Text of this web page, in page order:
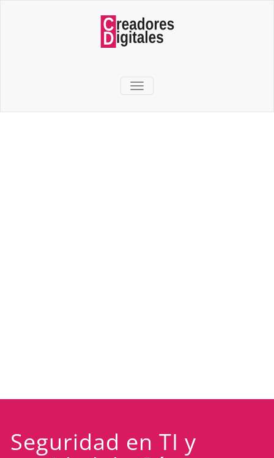
TOGGLE NAVIGATION
Seguridad en TI y